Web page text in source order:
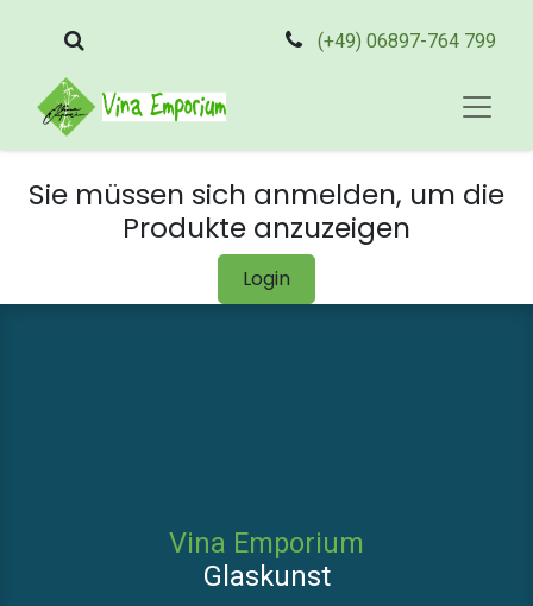
(+49) 06897-764 799
Sie müssen sich anmelden, um die
Produkte anzuzeigen
Login
Vina Emporium
Glaskunst